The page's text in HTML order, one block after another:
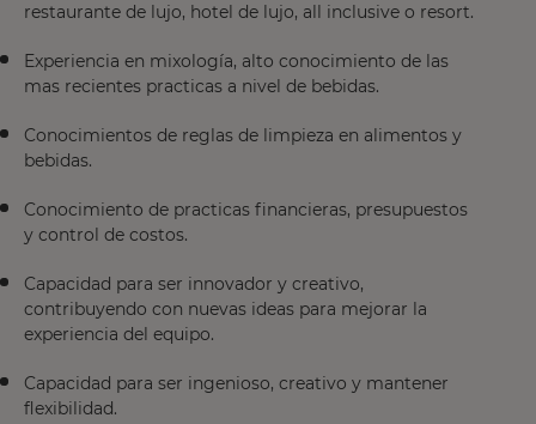
restaurante de lujo, hotel de lujo, all inclusive o resort.
Experiencia en mixología, alto conocimiento de las
mas recientes practicas a nivel de bebidas.
Conocimientos de reglas de limpieza en alimentos y
bebidas.
Conocimiento de practicas financieras, presupuestos
y control de costos.
Capacidad para ser innovador y creativo,
contribuyendo con nuevas ideas para mejorar la
experiencia del equipo.
Capacidad para ser ingenioso, creativo y mantener
flexibilidad.